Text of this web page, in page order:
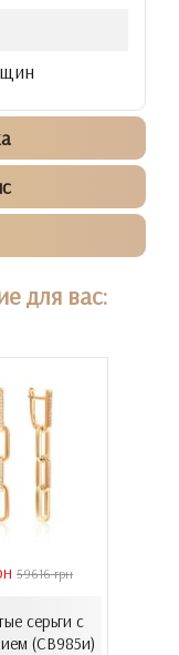
для вас:
59616 грн
серьги с
(СВ985и)